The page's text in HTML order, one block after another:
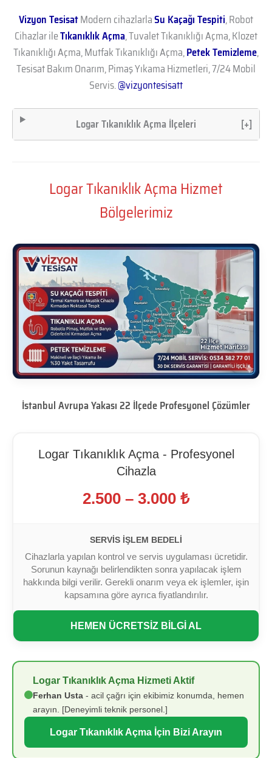
Vizyon TesisatModern cihazlarlaSu Kaçağı Tespiti, Robot
Cihazlar ileTıkanıklık Açma, Tuvalet Tıkanıklığı Açma, Klozet
Tıkanıklığı Açma, Mutfak Tıkanıklığı Açma,Petek Temizleme,
Tesisat Bakım Onarım, Pimaş Yıkama Hizmetleri, 7/24 Mobil
Servis.@vizyontesisatt
Logar Tıkanıklık Açma İlçeleri [+]
Logar Tıkanıklık Açma Hizmet
Bölgelerimiz
İstanbul Avrupa Yakası 22 İlçede Profesyonel Çözümler
Logar Tıkanıklık Açma - Profesyonel
Cihazla
2.500 – 3.000 ₺
SERVIS İŞLEM BEDELI
Cihazlarla yapılan kontrol ve servis uygulaması ücretidir.
Sorunun kaynağı belirlendikten sonra yapılacak işlem
hakkında bilgi verilir. Gerekli onarım veya ek işlemler, işin
kapsamına göre ayrıca fiyatlandırılır.
HEMEN ÜCRETSİZ BİLGİ AL
Logar Tıkanıklık Açma Hizmeti Aktif
Ferhan Usta - acil çağrı için ekibimiz konumda, hemen
arayın. [Deneyimli teknik personel.]
Logar Tıkanıklık Açma İçin Bizi Arayın